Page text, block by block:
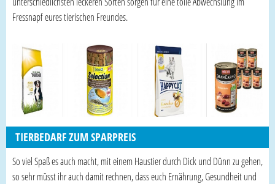
Fressnapf eures tierischen Freundes.
TIERBEDARF ZUM SPARPREIS
So viel Spaß es auch macht, mit einem Haustier durch Dick und Dünn zu gehen,
so sehr müsst ihr auch damit rechnen, dass euch Ernährung, Gesundheit und